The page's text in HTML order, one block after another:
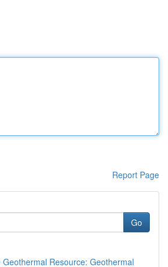
Report Page
Go
Resource: Geothermal